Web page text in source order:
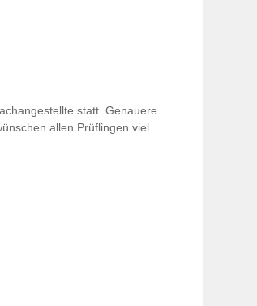
statt. Genauere
allen Prüf­lingen viel